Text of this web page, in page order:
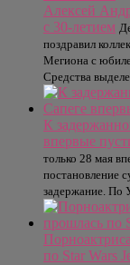
Алексей
с 30-летием
поздравил
Мегиона с
Средства
К
впервые
только 28 мая
постановление
задержание.
по Star Wars